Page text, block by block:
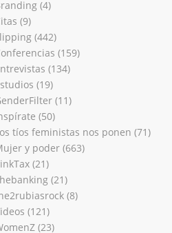
(4)
(9)
(442)
(159)
(134)
(19)
(11)
(50)
tíos feministas nos ponen (71)
y poder(663)
(21)
(21)
(8)
(121)
(23)